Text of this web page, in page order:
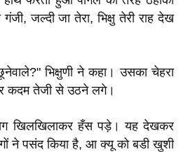
जल्दी जा तेरा, भिक्षु तेरी राह देख
भिक्षुणी ने कहा। उसका चेहरा
कदम तेजी से उठने लगे।
खिलखिलाकर हँस पड़े। यह देखकर
ने पसंद किया है, आ क्यू को बडी खुशी